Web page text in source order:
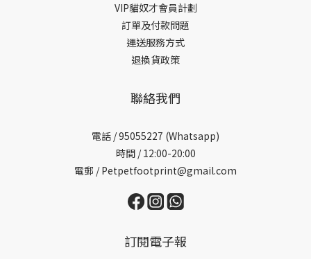
VIP貓奴才會員計劃
訂單及付款問題
運送服務方式
退換貨政策
聯絡我們
電話 /95055227 (Whatsapp)
時間 / 12:00-20:00
電郵 / Petpetfootprint@gmail.com
訂閱電子報